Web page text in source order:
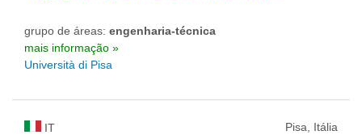
grupo de áreas: engenharia-técnica
mais informação »
Università di Pisa
IT Pisa, Itália